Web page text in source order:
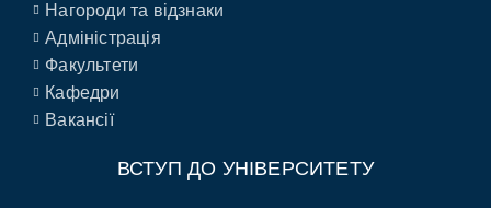
Нагороди та відзнаки
Адміністрація
Факультети
Кафедри
Вакансії
ВСТУП ДО УНІВЕРСИТЕТУ